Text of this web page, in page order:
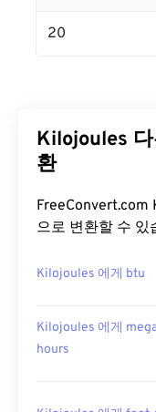
20
Kilojoules
환
FreeConvert.com
으로 변환할 수 있
Kilojoules 에게 btu
Kilojoules 에게
hours